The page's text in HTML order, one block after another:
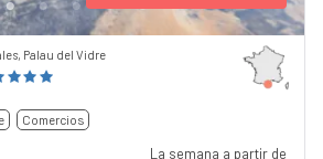
Palau del Vidre
Comercios
La semana a partir de